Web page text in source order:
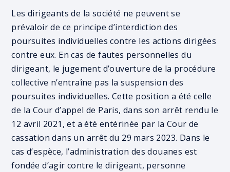
Les dirigeants de la société ne peuvent se
prévaloir de ce principe d’interdiction des
poursuites individuelles contre les actions dirigées
contre eux. En cas de fautes personnelles du
dirigeant, le jugement d’ouverture de la procédure
collective n’entraîne pas la suspension des
poursuites individuelles. Cette position a été celle
de la Cour d’appel de Paris, dans son arrêt rendu le
12 avril 2021, et a été entérinée par la Cour de
cassation dans un arrêt du 29 mars 2023. Dans le
cas d’espèce, l’administration des douanes est
fondée d’agir contre le dirigeant, personne